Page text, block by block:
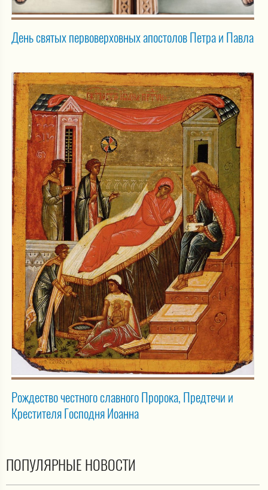
День святых первоверховных апостолов Петра и Павла
Рождество честного славного Пророка, Предтечи и
Крестителя Господня Иоанна
ПОПУЛЯРНЫЕ НОВОСТИ